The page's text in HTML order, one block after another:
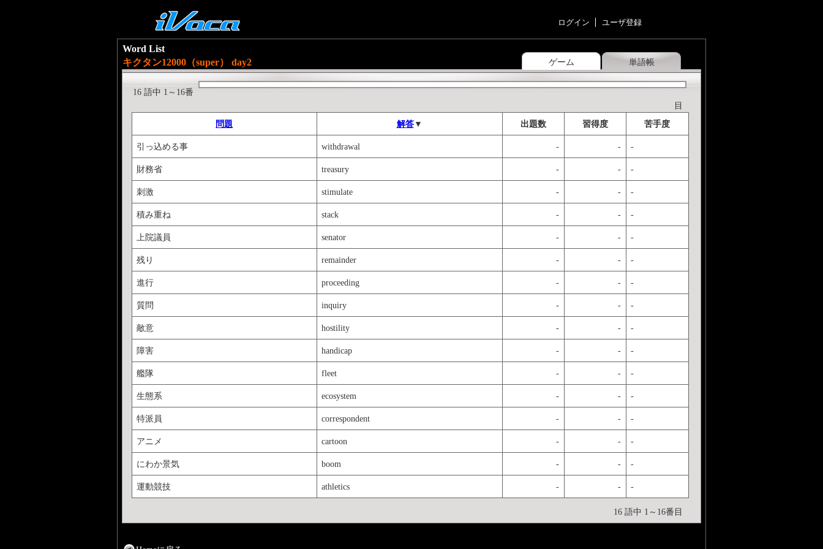
ログイン ユーザ登録
ゲーム 単語帳
Word List
キクタン12000（super） day2
16 語中 1～16番
目
問題
解答▼ 出題数 習得度 苦手度
引っ込める事 withdrawal - - -
財務省 treasury - - -
刺激 stimulate - - -
積み重ね stack - - -
上院議員 senator - - -
残り remainder - - -
進行 proceeding - - -
質問 inquiry - - -
敵意 hostility - - -
障害 handicap - - -
艦隊 fleet - - -
生態系 ecosystem - - -
特派員 correspondent - - -
アニメ cartoon - - -
にわか景気 boom - - -
運動競技 athletics - - -
16 語中 1～16番目